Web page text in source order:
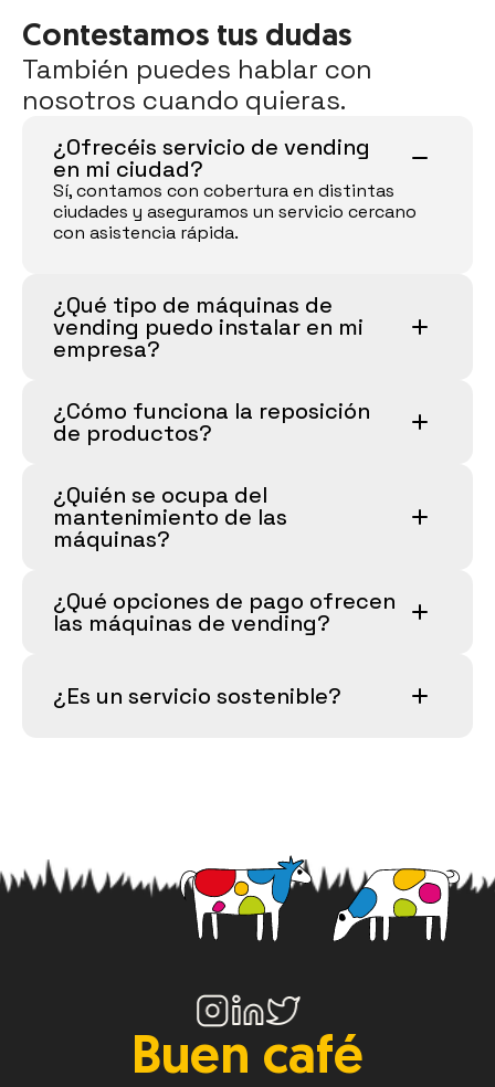
Contestamos tus dudas
También puedes hablar con
nosotros cuando quieras.
¿Ofrecéis servicio de vending
en mi ciudad?
Sí, contamos con cobertura en distintas
ciudades y aseguramos un servicio cercano
con asistencia rápida.
¿Qué tipo de máquinas de
vending puedo instalar en mi
empresa?
¿Cómo funciona la reposición
de productos?
¿Quién se ocupa del
mantenimiento de las
máquinas?
¿Qué opciones de pago ofrecen
las máquinas de vending?
¿Es un servicio sostenible?
Buen café